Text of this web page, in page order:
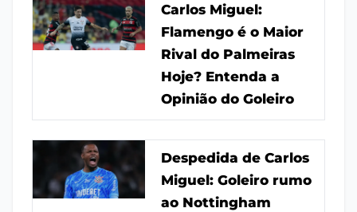
Carlos Miguel:
Flamengo é o Maior
Rival do Palmeiras
Hoje? Entenda a
Opinião do Goleiro
Despedida de Carlos
Miguel: Goleiro rumo
ao Nottingham